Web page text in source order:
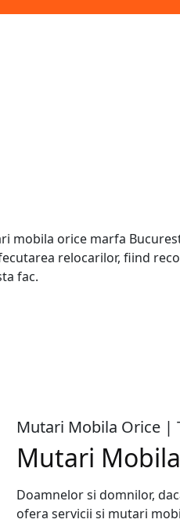
mobila orice marfa
relocarilor, fiind
fac.
Mutari Mobila Orice |
Mutari
Doamnelor si domnilor,
ofera servicii si mutari